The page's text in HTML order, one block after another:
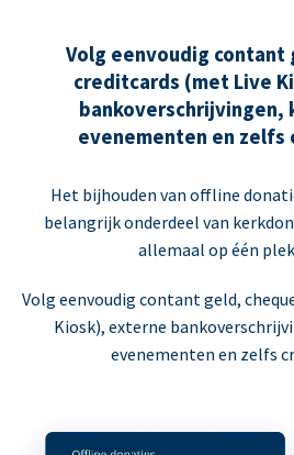
Volg eenvoudig contant
creditcards (met Live
bankoverschrijvingen,
evenementen en
Het bijhouden van offline
belangrijk onderdeel van
allemaal op één
Volg eenvoudig contant geld,
Kiosk), externe
evenementen en zelfs